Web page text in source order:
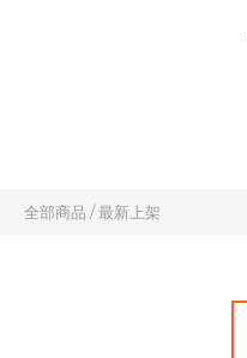
全部商品 /最新上架